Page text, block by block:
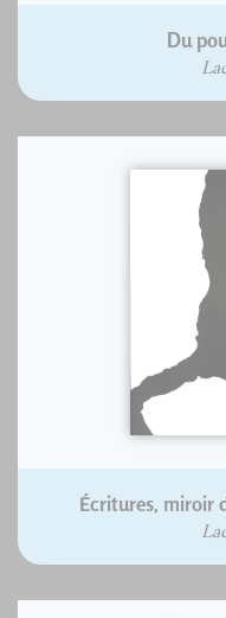
Du
Écritures, miroir